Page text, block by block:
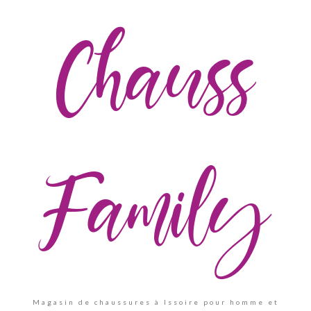
Chauss
Family
Magasin de chaussures à Issoire pour homme et